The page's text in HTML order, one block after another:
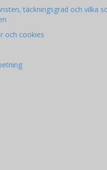
täckningsgrad och vilka
och cookies